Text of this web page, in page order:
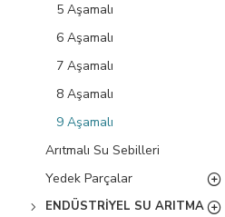
5 Aşamalı
6 Aşamalı
7 Aşamalı
8 Aşamalı
9 Aşamalı
Arıtmalı Su Sebilleri
Yedek Parçalar
ENDÜSTRIYEL SU ARITMA